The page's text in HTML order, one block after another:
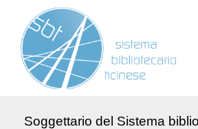
Soggettario del Sistema